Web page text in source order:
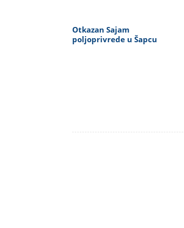
Otkazan Sajam
poljoprivrede u Šapcu